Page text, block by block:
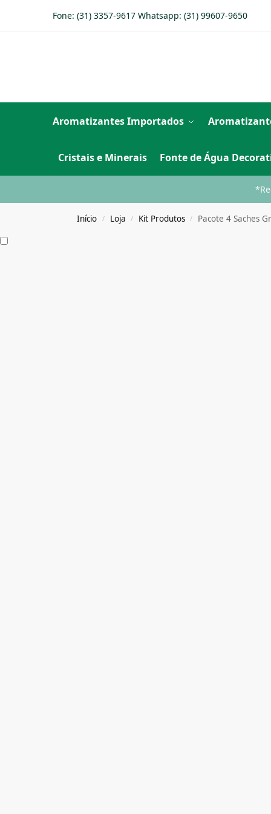
Fone: (31) 3357-9617 Whatsapp: (31) 99607-9650
Aromatizantes Importados
Cristais e Minerais Fonte de Água
Início / Loja / Kit Produtos / Pacote 4 Saches